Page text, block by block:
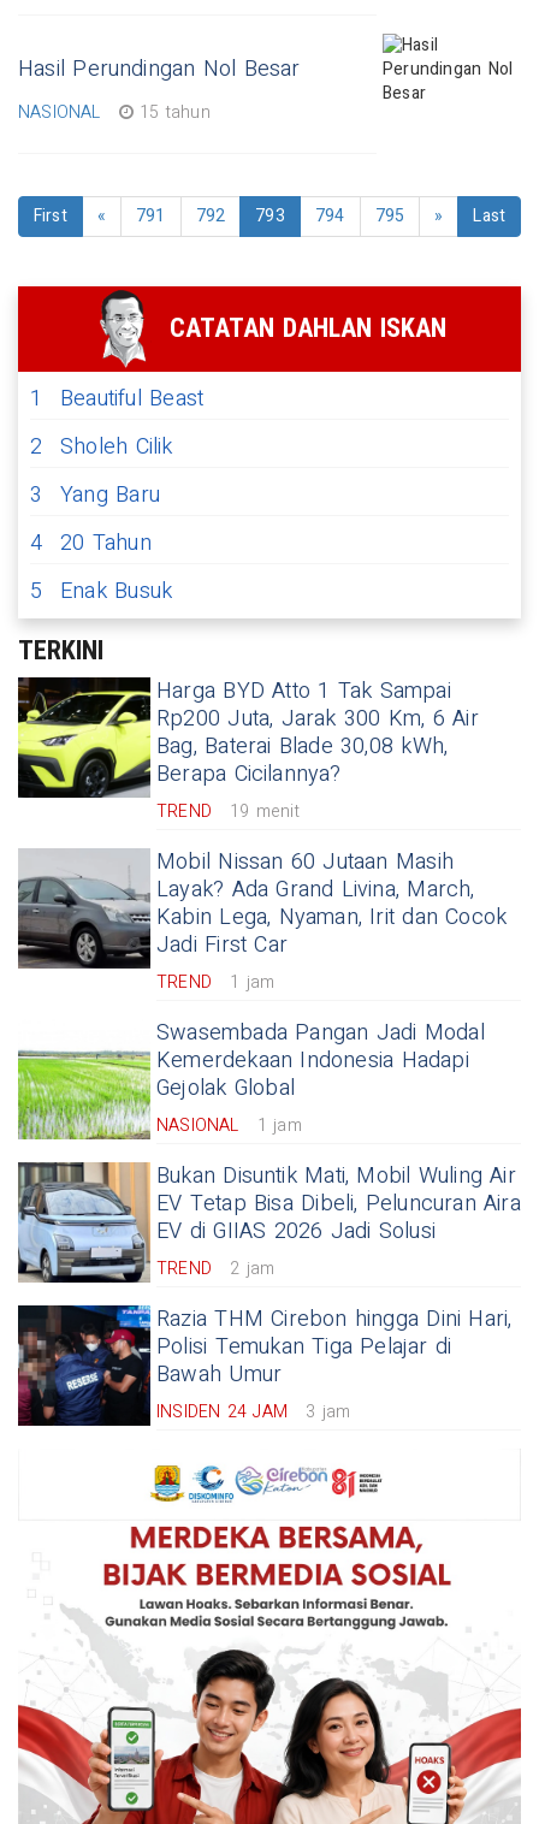
Hasil Perundingan Nol Besar
NASIONAL 15 tahun
First « 791 792 793 794 795 » Last
CATATAN DAHLAN ISKAN
1
Beautiful Beast
2 Sholeh Cilik
3
Yang Baru
4 20 Tahun
5
Enak Busuk
TERKINI
Harga BYD Atto 1 Tak Sampai
Rp200 Juta, Jarak 300 Km, 6 Air
Bag, Baterai Blade 30,08 kWh,
Berapa Cicilannya?
TREND 19 menit
Mobil Nissan 60 Jutaan Masih
Layak? Ada Grand Livina, March,
Kabin Lega, Nyaman, Irit dan Cocok
Jadi First Car
TREND 1 jam
Swasembada Pangan Jadi Modal
Kemerdekaan Indonesia Hadapi
Gejolak Global
NASIONAL 1 jam
Bukan Disuntik Mati, Mobil Wuling Air
EV Tetap Bisa Dibeli, Peluncuran Aira
EV di GIIAS 2026 Jadi Solusi
TREND 2 jam
Razia THM Cirebon hingga Dini Hari,
Polisi Temukan Tiga Pelajar di
Bawah Umur
INSIDEN 24 JAM 3 jam